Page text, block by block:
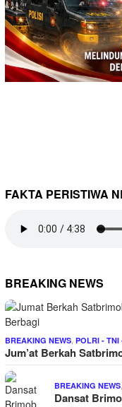
FAKTA PERISTIWA
BREAKING NEWS
BREAKING NEWS POLRI - TNI
Jum’at Berkah
BREAKING NEWS
Dansat